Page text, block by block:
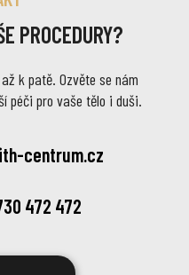
PROCEDURY?
k patě. Ozvěte se nám
péči pro vaše tělo i duši.
centrum.cz
472 472